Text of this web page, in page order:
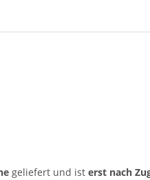
geliefert und ist erst nach